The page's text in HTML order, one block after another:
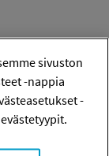
sivuston
-nappia
-